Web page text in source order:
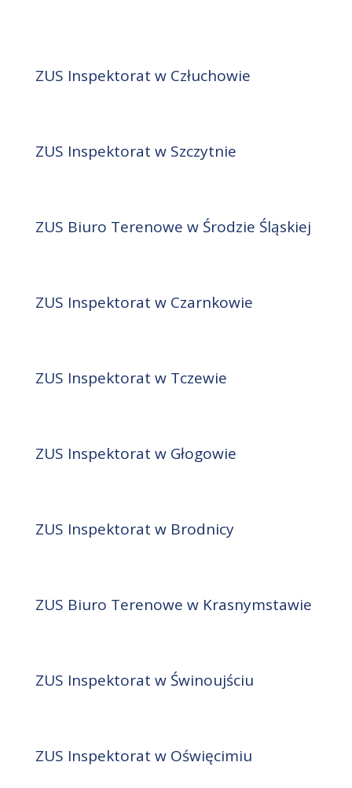
ZUS Inspektorat w Człuchowie
ZUS Inspektorat w Szczytnie
ZUS Biuro Terenowe w Środzie Śląskiej
ZUS Inspektorat w Czarnkowie
ZUS Inspektorat w Tczewie
ZUS Inspektorat w Głogowie
ZUS Inspektorat w Brodnicy
ZUS Biuro Terenowe w Krasnymstawie
ZUS Inspektorat w Świnoujściu
ZUS Inspektorat w Oświęcimiu